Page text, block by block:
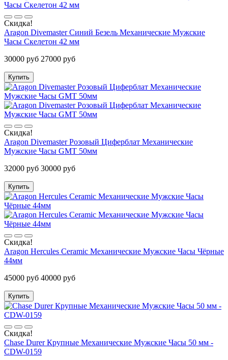
Скидка!
Aragon Divemaster Синий Безель Механические Мужские
Часы Скелетон 42 мм
30000 руб 27000 руб
Купить
Скидка!
Aragon Divemaster Розовый Циферблат Механические
Мужские Часы GMT 50мм
32000 руб 30000 руб
Купить
Скидка!
Aragon Hercules Ceramic Механические Мужские Часы Чёрные
44мм
45000 руб 40000 руб
Купить
Скидка!
Chase Durer Крупные Механические Мужские Часы 50 мм -
CDW-0159